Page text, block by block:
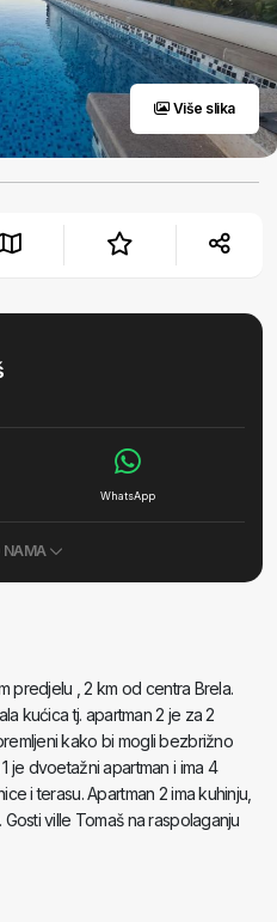
Više slika
WhatsApp
NAMA
predjelu , 2 km od centra Brela.
kućica tj. apartman 2 je za 2
kako bi mogli bezbrižno
je dvoetažni apartman i ima 4
i terasu. Apartman 2 ima kuhinju,
ville Tomaš na raspolaganju
200 metara od apartmana kao i